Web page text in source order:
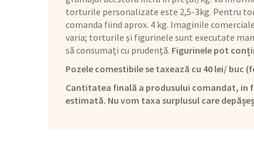
torturile personalizate este 2,5-3kg. Pentru
comanda fiind aprox. 4 kg. Imaginile
varia; torturile și figurinele sunt executate
să consumați cu prudență. Figurinele pot
Pozele comestibile se taxează cu 40 lei/ buc
Cantitatea finală a produsului comandat, in
estimată. Nu vom taxa surplusul care